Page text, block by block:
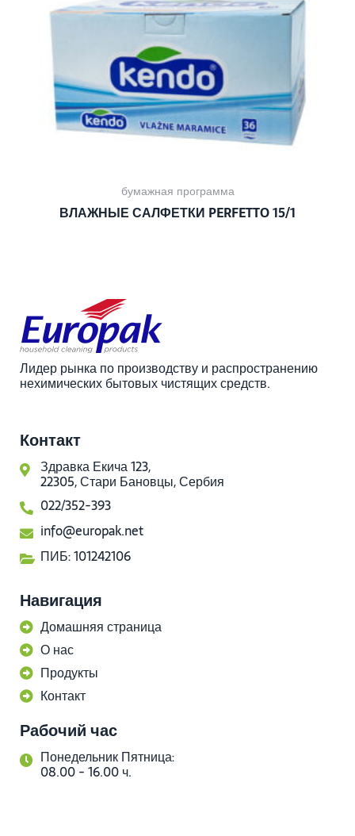
бумажная программа
ВЛАЖНЫЕ САЛФЕТКИ PERFETTO 15/1
Лидер рынка по производству и распространению
нехимических бытовых чистящих средств.
Контакт
Здравка Екича 123,
22305, Стари Бановцы, Сербия
022/352-393
info@europak.net
ПИБ: 101242106
Навигация
Домашняя страница
О нас
Продукты
Контакт
Рабочий час
Понедельник Пятница:
08.00 - 16.00 ч.